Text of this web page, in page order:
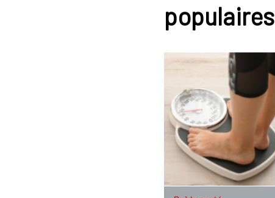
populaires